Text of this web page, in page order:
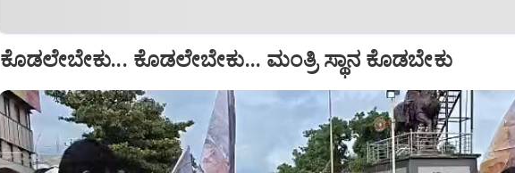
ಕೊಡಲೇಬೇಕು... ಕೊಡಲೇಬೇಕು... ಮಂತ್ರಿ ಸ್ಥಾನ ಕೊಡಬೇಕು